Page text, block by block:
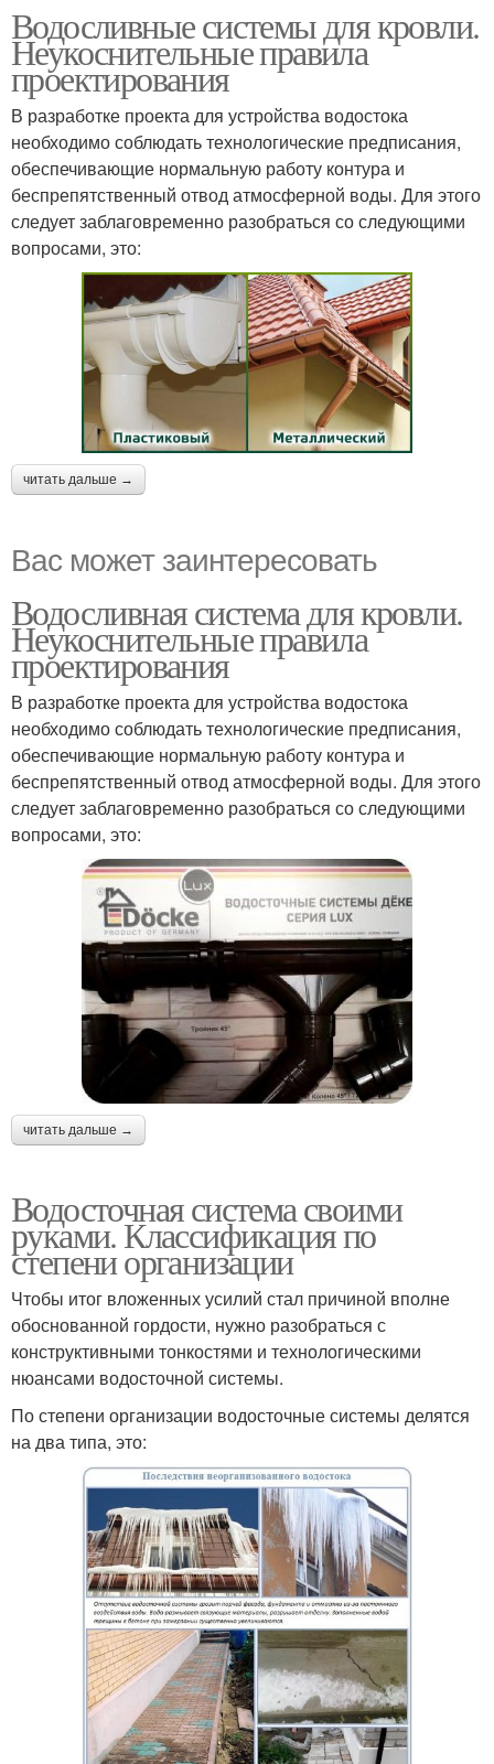
Водосливные системы для кровли.
Неукоснительные правила
проектирования
В разработке проекта для устройства водостока
необходимо соблюдать технологические предписания,
обеспечивающие нормальную работу контура и
беспрепятственный отвод атмосферной воды. Для этого
следует заблаговременно разобраться со следующими
вопросами, это:
читать дальше →
Вас может заинтересовать
Водосливная система для кровли.
Неукоснительные правила
проектирования
В разработке проекта для устройства водостока
необходимо соблюдать технологические предписания,
обеспечивающие нормальную работу контура и
беспрепятственный отвод атмосферной воды. Для этого
следует заблаговременно разобраться со следующими
вопросами, это:
читать дальше →
Водосточная система своими
руками. Классификация по
степени организации
Чтобы итог вложенных усилий стал причиной вполне
обоснованной гордости, нужно разобраться с
конструктивными тонкостями и технологическими
нюансами водосточной системы.
По степени организации водосточные системы делятся
на два типа, это: